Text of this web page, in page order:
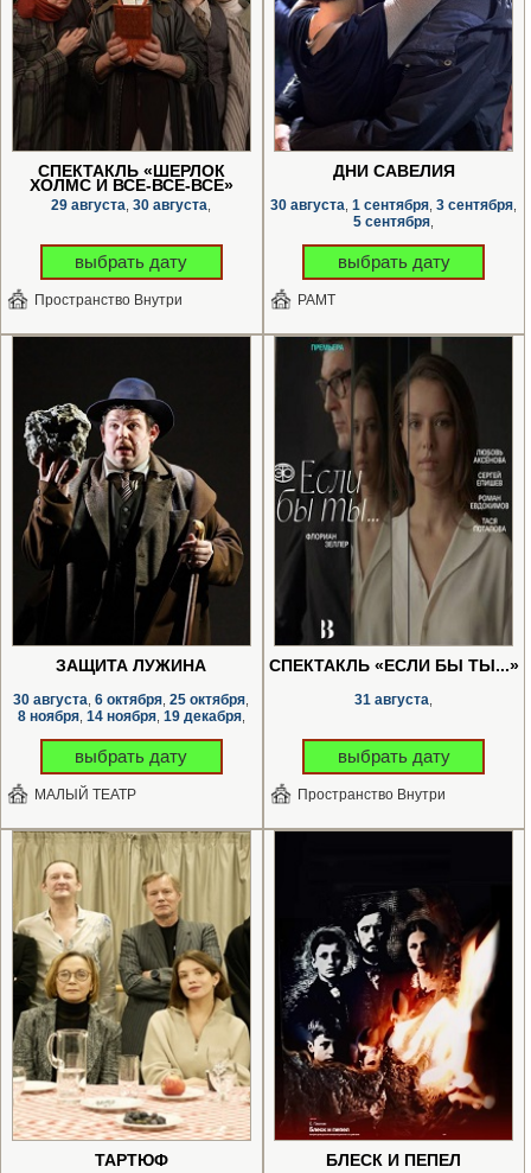
СПЕКТАКЛЬ «ШЕРЛОК
ХОЛМС И ВСЕ-ВСЕ-ВСЕ»
29 августа 30 августа
выбрать дату
Пространство Внутри
ДНИ САВЕЛИЯ
30 августа 1 сентября 3 сентября
5 сентября
выбрать дату
РАМТ
ЗАЩИТА ЛУЖИНА
30 августа 6 октября 25 октября
8 ноября, 14 ноября, 19 декабря,
выбрать дату
МАЛЫЙ ТЕАТР
СПЕКТАКЛЬ «ЕСЛИ БЫ ТЫ...»
31 августа
выбрать дату
Пространство Внутри
ТАРТЮФ БЛЕСК И ПЕПЕЛ